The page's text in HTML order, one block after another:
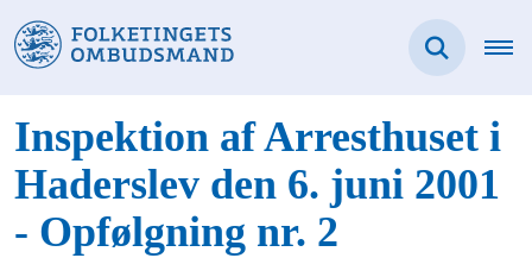
Inspektion af Arresthuset i
Haderslev den 6. juni 2001
- Opfølgning nr. 2